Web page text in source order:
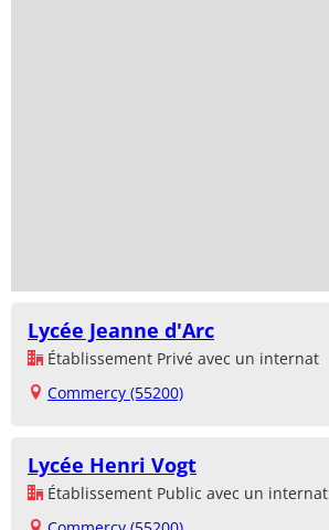
Lycée Jeanne d'Arc
Établissement Privé avec un internat
Commercy (55200)
Lycée Henri Vogt
Établissement Public avec un internat